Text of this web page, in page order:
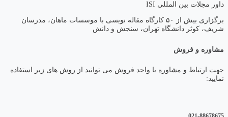
داور مجلات بین المللی ISI
برگزاری بیش از ۵۰ کارگاه مقاله نویسی با موسسات ماهان، مدرسان
شریف، کوثر دانشگاه تهران، سنجش و دانش
مشاوره و فروش
جهت ارتباط و مشاوره با واحد فروش می توانید از روش های زیر استفاده
نمایید: